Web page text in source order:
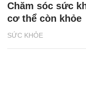
SỨC KHỎE
Chăm sóc sức
cơ thể còn khỏe